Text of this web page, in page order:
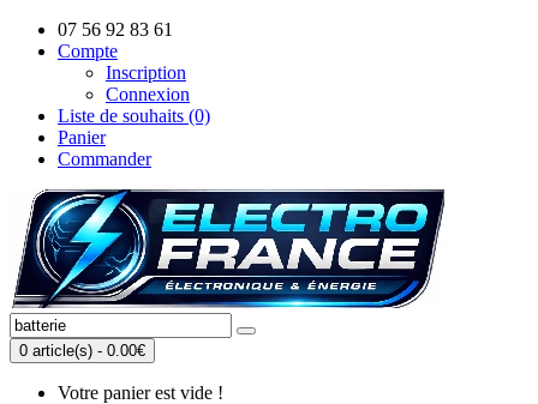
07 56 92 83 61
Compte
Inscription
Connexion
Liste de souhaits (0)
Panier
Commander
0 article(s) - 0.00€
Votre panier est vide !